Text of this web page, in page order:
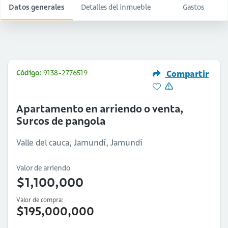
Datos generales Detalles del inmueble Gastos
Código: 9138-2776519 Compartir
Apartamento en arriendo o venta,
Surcos de pangola
Valle del cauca, Jamundí, Jamundí
Valor de arriendo
$1,100,000
Valor de compra:
$195,000,000